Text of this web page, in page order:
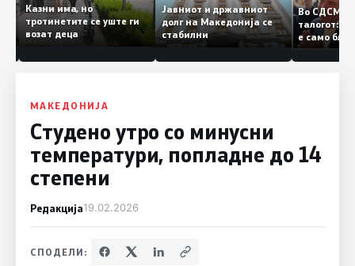
Казни има, но
тротинетите се уште ги
возат деца
Јавниот и државниот
долг на Македонија се
стабилни
Во СДСМ
е само
копија
Заев
МАКЕДОНИЈА
Студено утро со минусни
температури, попладне до 14
степени
Редакција19.02.2026
СПОДЕЛИ: